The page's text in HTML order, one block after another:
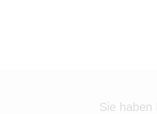
Sie haben